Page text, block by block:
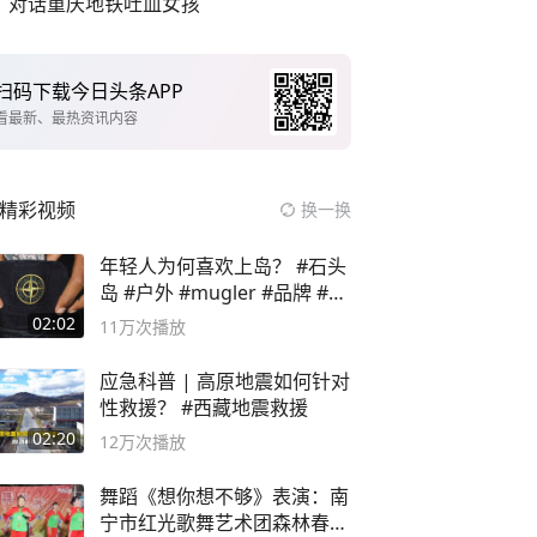
码下载今日头条APP
最新、最热资讯内容
精彩视频 换一换
02:02
年轻人为何喜欢上岛？ #石头
岛 #户外 #mugler #品牌 #足
球流氓
11万次播放
02:20
应急科普 | 高原地震如何针对
性救援？ #西藏地震救援
12万次播放
舞蹈《想你想不够》表演：南
宁市红光歌舞艺术团森林春红